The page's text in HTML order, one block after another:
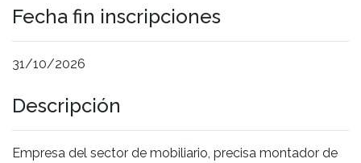
Fecha fin inscripciones
31/10/2026
Descripción
Empresa del sector de mobiliario, precisa montador de